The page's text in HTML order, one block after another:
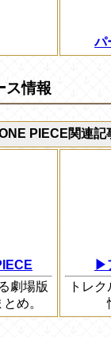
パ
ス情報
PIECE関連記
劇場版
め。
▶
トレ